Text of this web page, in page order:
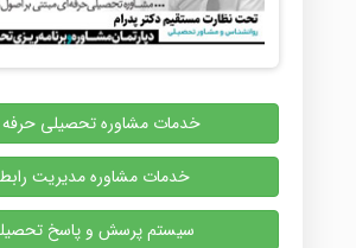
خدمات مشاوره تحصیلی
خدمات مشاوره مدیریت
سیستم پرسش و پاسخ